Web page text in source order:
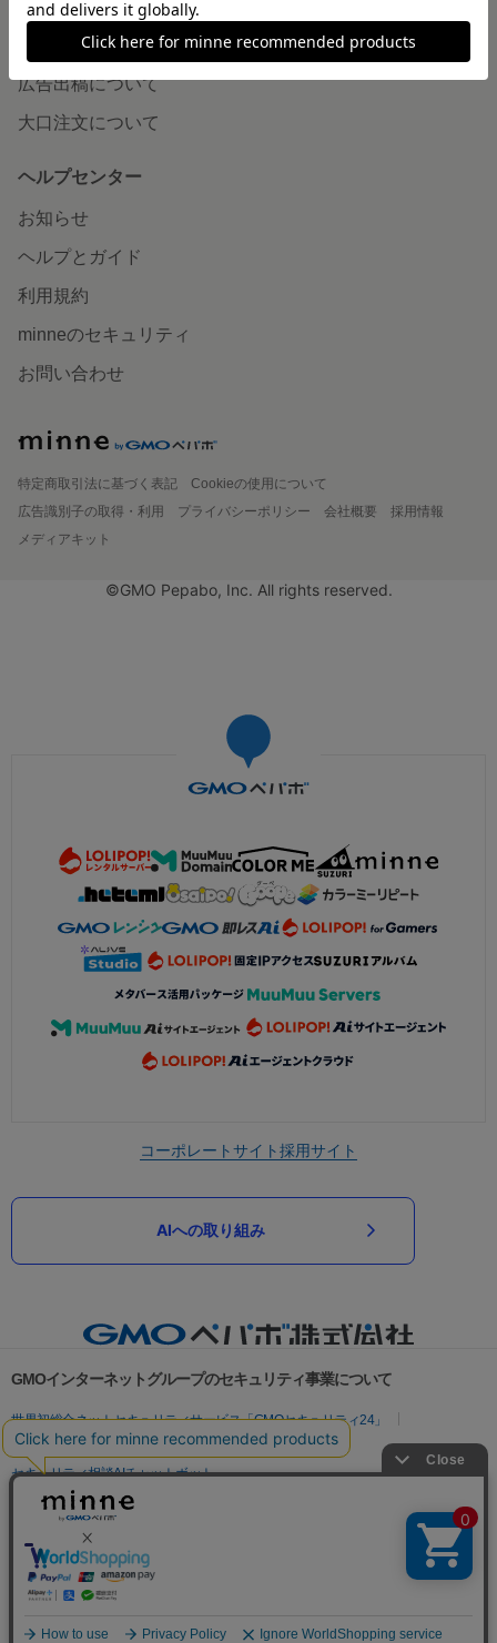
企業の方へ
広告出稿について
大口注文について
ヘルプセンター
お知らせ
ヘルプとガイド
利用規約
minneのセキュリティ
お問い合わせ
特定商取引法に基づく表記
Cookieの使用について
広告識別子の取得・利用
プライバシーポリシー 会社概要
採用情報
メディアキット
©GMO Pepabo, Inc. All rights reserved.
コーポレートサイト採用サイト
AIへの取り組み
GMOインターネットグループのセキュリティ事業について
世界初総合ネットセキュリティサービス「GMOセキュリティ24」
パスワード漏洩診断
Webサイトリスク診断
セキュリティ相談AIチャットボット
実在証明・盗聴対策
サイバー攻撃対策（GMO Flatt Security）
セキュリティ事業の軌跡